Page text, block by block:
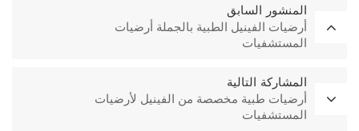
المنشور السابق
أرضيات الفينيل الطبية بالجملة أرضيات
المستشفيات
المشاركة التالية
أرضيات طبية مخصصة من الفينيل لأرضيات
المستشفيات